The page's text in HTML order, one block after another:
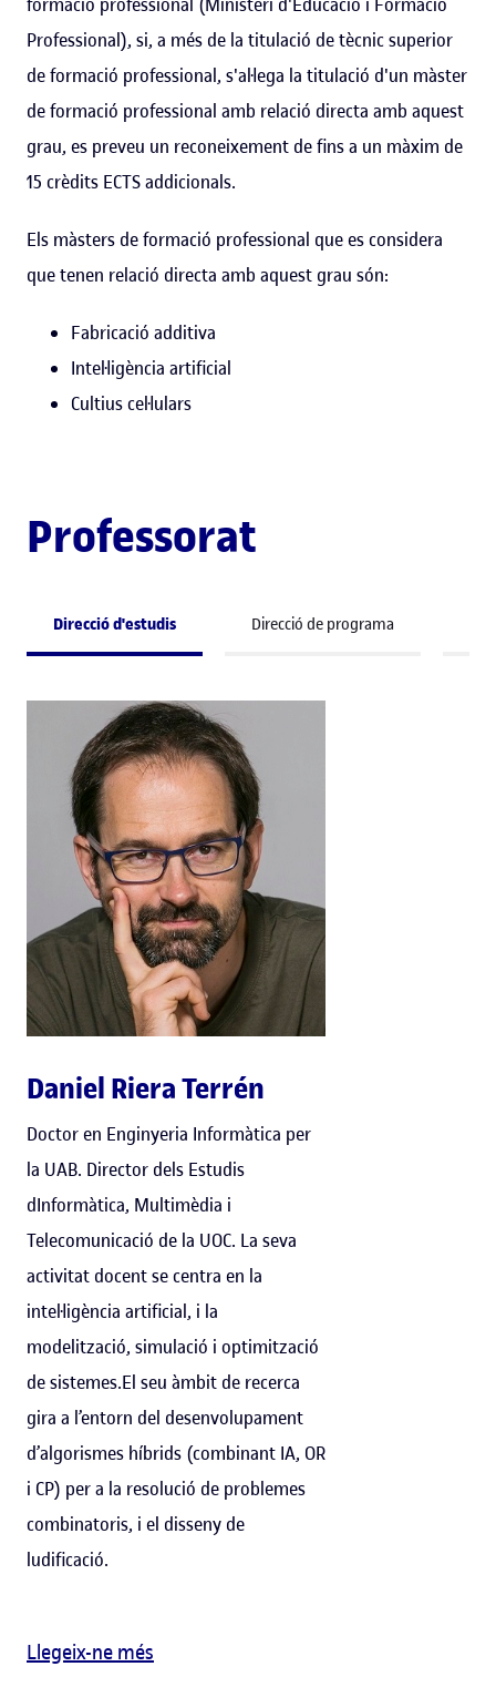
Professional), si, a més de la titulació de tècnic superior
de formació professional, s'al·lega la titulació d'un màster
de formació professional amb relació directa amb aquest
grau, es preveu un reconeixement de fins a un màxim de
15 crèdits ECTS addicionals.
Els màsters de formació professional que es considera
que tenen relació directa amb aquest grau són:
Fabricació additiva
Intel·ligència artificial
Cultius cel·lulars
Professorat
Direcció d'estudis Direcció de programa
Daniel Riera Terrén
Doctor en Enginyeria Informàtica per
la UAB. Director dels Estudis
dInformàtica, Multimèdia i
Telecomunicació de la UOC. La seva
activitat docent se centra en la
intel·ligència artificial, i la
modelització, simulació i optimització
de sistemes.El seu àmbit de recerca
gira a l’entorn del desenvolupament
d’algorismes híbrids (combinant IA, OR
i CP) per a la resolució de problemes
combinatoris, i el disseny de
ludificació.
Llegeix-ne més